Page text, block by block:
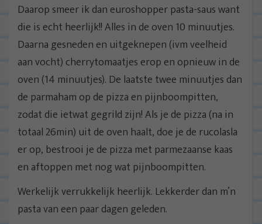
Daarop smeer ik dan euroshopper pasta-saus want
die is echt heerlijk!! Alles in de oven 10 minuutjes.
Daarna gesneden en uitgeknepen (ivm veelheid
aan vocht) cherrytomaatjes erop en opnieuw in de
oven (14 minuutjes). De laatste twee minuutjes dan
de parmaham op de pizza en pijnboompitten,
zodat die ietwat gegrild zijn! Als je de pizza (na in
totaal 26min) uit de oven haalt, doe je de rucolasla
er op, bestrooi je de pizza met parmezaanse kaas
en aftoppen met nog wat pijnboompitten.
Werkelijk verrukkelijk heerlijk. Lekkerder dan m’n
pasta van een paar dagen geleden.